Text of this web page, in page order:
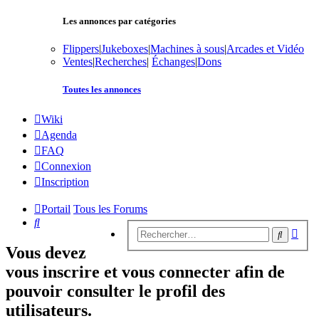
Les annonces par catégories
Flippers|Jukeboxes|Machines à sous|Arcades et Vidéo
Ventes|Recherches| Échanges|Dons
Toutes les annonces
Wiki
Agenda
FAQ
Connexion
Inscription
Portail Tous les Forums
Rechercher
Vous devez
vous inscrire et vous connecter afin de
pouvoir consulter le profil des
utilisateurs.